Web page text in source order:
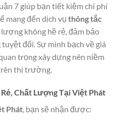
7 giúp bạn tiết kiệm chi phí
mang đến dịch vụ thông tắc
không hề rẻ, đảm bảo
đối. Sự minh bạch về giá
trọng xây dựng nên niềm
thị trường.
Chất Lượng Tại Việt Phát
Phát, bạn sẽ nhận được: